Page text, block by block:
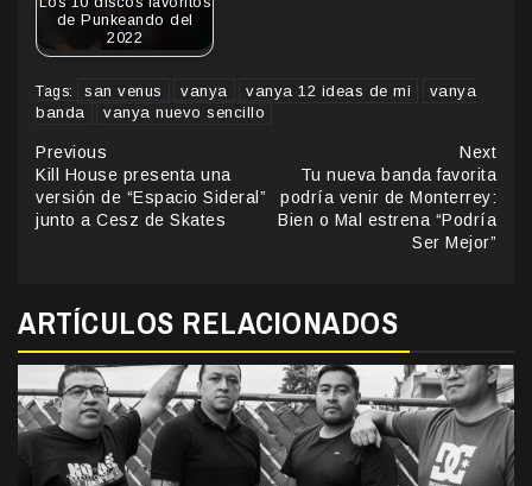
de Punkeando del
2022
Tags: san venus vanya vanya 12 ideas de mi
vanya
banda
vanya nuevo sencillo
Continue
Reading
Previous
Kill House presenta una
versión de “Espacio Sideral”
junto a Cesz de Skates
Next
Tu nueva banda favorita
podría venir de Monterrey:
Bien o Mal estrena “Podría
Ser Mejor”
ARTÍCULOS RELACIONADOS